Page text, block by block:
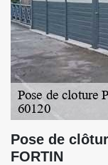
Pose de
FORTIN